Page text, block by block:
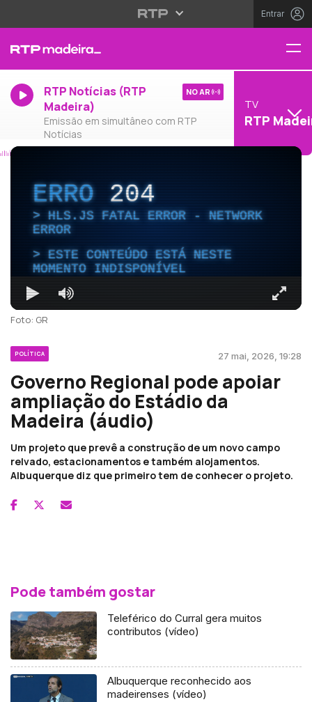
Entrar
RTP Notícias (RTP
Madeira)
Emissão em simultâneo com RTP
Notícias
NO AR
TV
RTP
ERRO204
HLS.JS FATAL ERROR - NETWORK
ERROR
ESTE CONTEÚDO ESTÁ NESTE
MOMENTO INDISPONÍVEL
Foto: GR
POLÍTICA 27 mai, 2026, 19:28
Governo Regional pode apoiar
ampliação do Estádio da
Madeira (áudio)
Um projeto que prevê a construção de um novo campo
relvado, estacionamentos e também alojamentos.
Albuquerque diz que primeiro tem de conhecer o projeto.
Pode também gostar
Teleférico do Curral gera muitos
contributos (vídeo)
Albuquerque reconhecido aos
madeirenses (vídeo)